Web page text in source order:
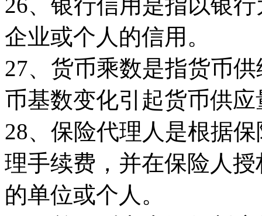
26、银行信用是指以银
企业或个人的信用。
27、货币乘数是指货币
币基数变化引起货币供
28、保险代理人是根据
理手续费，并在保险人
的单位或个人。